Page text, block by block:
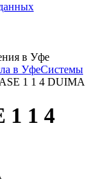
в Уфе
в УфеСистемы
1 1 4 DUIMA
1 1 4